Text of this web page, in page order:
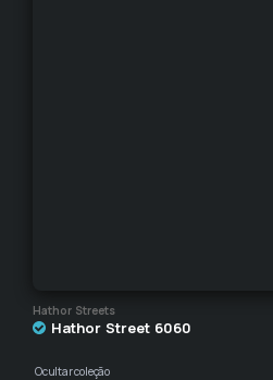
Hathor Streets
Hathor Street 6060
Ocultar coleção